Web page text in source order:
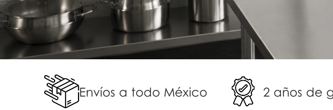
Envíos a todo México 2 años de